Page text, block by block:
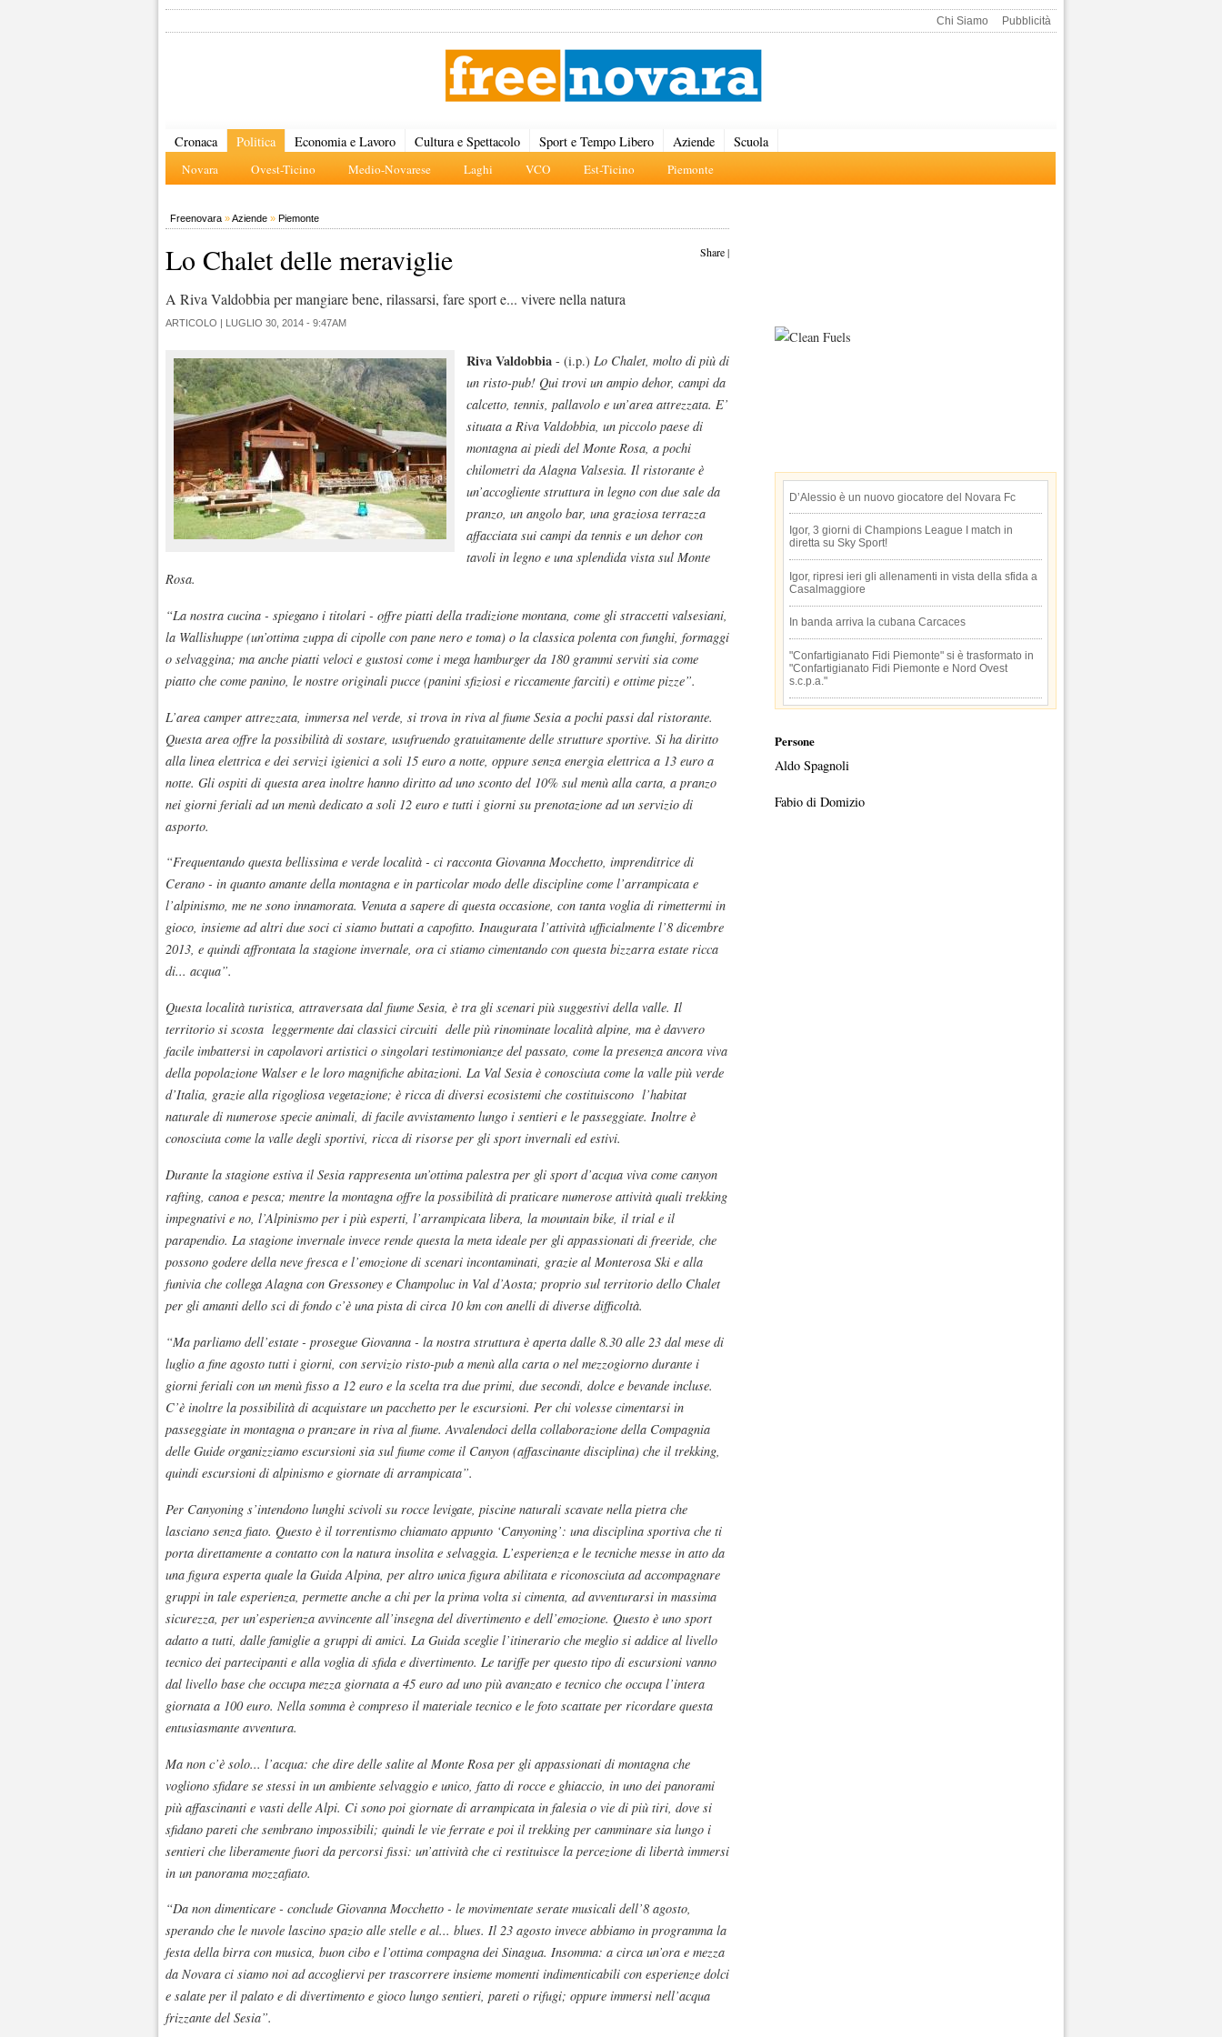
Chi Siamo Pubblicità
Cronaca Politica
Novara Ovest-Ticino Medio-Novarese Laghi VCO Est-Ticino Piemonte
Economia e Lavoro Cultura e Spettacolo Sport e Tempo Libero Aziende Scuola
Freenovara »Aziende » Piemonte
Share|
Lo Chalet delle meraviglie
A Riva Valdobbia per mangiare bene, rilassarsi, fare sport e... vivere nella natura
ARTICOLO | LUGLIO 30, 2014 - 9:47AM
Riva Valdobbia - (i.p.) Lo Chalet, molto di più di
un risto-pub! Qui trovi un ampio dehor, campi da
calcetto, tennis, pallavolo e un’area attrezzata. E’
situata a Riva Valdobbia, un piccolo paese di
montagna ai piedi del Monte Rosa, a pochi
chilometri da Alagna Valsesia. Il ristorante è
un’accogliente struttura in legno con due sale da
pranzo, un angolo bar, una graziosa terrazza
affacciata sui campi da tennis e un dehor con
tavoli in legno e una splendida vista sul Monte
Rosa.
“La nostra cucina - spiegano i titolari - offre piatti della tradizione montana, come gli straccetti valsesiani,
la Wallishuppe (un’ottima zuppa di cipolle con pane nero e toma) o la classica polenta con funghi, formaggi
o selvaggina; ma anche piatti veloci e gustosi come i mega hamburger da 180 grammi serviti sia come
piatto che come panino, le nostre originali pucce (panini sfiziosi e riccamente farciti) e ottime pizze”.
L’area camper attrezzata, immersa nel verde, si trova in riva al fiume Sesia a pochi passi dal ristorante.
Questa area offre la possibilità di sostare, usufruendo gratuitamente delle strutture sportive. Si ha diritto
alla linea elettrica e dei servizi igienici a soli 15 euro a notte, oppure senza energia elettrica a 13 euro a
notte. Gli ospiti di questa area inoltre hanno diritto ad uno sconto del 10% sul menù alla carta, a pranzo
nei giorni feriali ad un menù dedicato a soli 12 euro e tutti i giorni su prenotazione ad un servizio di
asporto.
“Frequentando questa bellissima e verde località - ci racconta Giovanna Mocchetto, imprenditrice di
Cerano - in quanto amante della montagna e in particolar modo delle discipline come l’arrampicata e
l’alpinismo, me ne sono innamorata. Venuta a sapere di questa occasione, con tanta voglia di rimettermi in
gioco, insieme ad altri due soci ci siamo buttati a capofitto. Inaugurata l’attività ufficialmente l’8 dicembre
2013, e quindi affrontata la stagione invernale, ora ci stiamo cimentando con questa bizzarra estate ricca
di... acqua”.
Questa località turistica, attraversata dal fiume Sesia, è tra gli scenari più suggestivi della valle. Il
territorio si scosta leggermente dai classici circuiti delle più rinominate località alpine, ma è davvero
facile imbattersi in capolavori artistici o singolari testimonianze del passato, come la presenza ancora viva
della popolazione Walser e le loro magnifiche abitazioni. La Val Sesia è conosciuta come la valle più verde
d’Italia, grazie alla rigogliosa vegetazione; è ricca di diversi ecosistemi che costituiscono l’habitat
naturale di numerose specie animali, di facile avvistamento lungo i sentieri e le passeggiate. Inoltre è
conosciuta come la valle degli sportivi, ricca di risorse per gli sport invernali ed estivi.
Durante la stagione estiva il Sesia rappresenta un’ottima palestra per gli sport d’acqua viva come canyon
rafting, canoa e pesca; mentre la montagna offre la possibilità di praticare numerose attività quali trekking
impegnativi e no, l’Alpinismo per i più esperti, l’arrampicata libera, la mountain bike, il trial e il
parapendio. La stagione invernale invece rende questa la meta ideale per gli appassionati di freeride, che
possono godere della neve fresca e l’emozione di scenari incontaminati, grazie al Monterosa Ski e alla
funivia che collega Alagna con Gressoney e Champoluc in Val d’Aosta; proprio sul territorio dello Chalet
per gli amanti dello sci di fondo c’è una pista di circa 10 km con anelli di diverse difficoltà.
“Ma parliamo dell’estate - prosegue Giovanna - la nostra struttura è aperta dalle 8.30 alle 23 dal mese di
luglio a fine agosto tutti i giorni, con servizio risto-pub a menù alla carta o nel mezzogiorno durante i
giorni feriali con un menù fisso a 12 euro e la scelta tra due primi, due secondi, dolce e bevande incluse.
C’è inoltre la possibilità di acquistare un pacchetto per le escursioni. Per chi volesse cimentarsi in
passeggiate in montagna o pranzare in riva al fiume. Avvalendoci della collaborazione della Compagnia
delle Guide organizziamo escursioni sia sul fiume come il Canyon (affascinante disciplina) che il trekking,
quindi escursioni di alpinismo e giornate di arrampicata”.
Per Canyoning s’intendono lunghi scivoli su rocce levigate, piscine naturali scavate nella pietra che
lasciano senza fiato. Questo è il torrentismo chiamato appunto ‘Canyoning’: una disciplina sportiva che ti
porta direttamente a contatto con la natura insolita e selvaggia. L’esperienza e le tecniche messe in atto da
una figura esperta quale la Guida Alpina, per altro unica figura abilitata e riconosciuta ad accompagnare
gruppi in tale esperienza, permette anche a chi per la prima volta si cimenta, ad avventurarsi in massima
sicurezza, per un’esperienza avvincente all’insegna del divertimento e dell’emozione. Questo è uno sport
adatto a tutti, dalle famiglie a gruppi di amici. La Guida sceglie l’itinerario che meglio si addice al livello
tecnico dei partecipanti e alla voglia di sfida e divertimento. Le tariffe per questo tipo di escursioni vanno
dal livello base che occupa mezza giornata a 45 euro ad uno più avanzato e tecnico che occupa l’intera
giornata a 100 euro. Nella somma è compreso il materiale tecnico e le foto scattate per ricordare questa
entusiasmante avventura.
Ma non c’è solo... l’acqua: che dire delle salite al Monte Rosa per gli appassionati di montagna che
vogliono sfidare se stessi in un ambiente selvaggio e unico, fatto di rocce e ghiaccio, in uno dei panorami
più affascinanti e vasti delle Alpi. Ci sono poi giornate di arrampicata in falesia o vie di più tiri, dove si
sfidano pareti che sembrano impossibili; quindi le vie ferrate e poi il trekking per camminare sia lungo i
sentieri che liberamente fuori da percorsi fissi: un’attività che ci restituisce la percezione di libertà immersi
in un panorama mozzafiato.
“Da non dimenticare - conclude Giovanna Mocchetto - le movimentate serate musicali dell’8 agosto,
sperando che le nuvole lascino spazio alle stelle e al... blues. Il 23 agosto invece abbiamo in programma la
festa della birra con musica, buon cibo e l’ottima compagna dei Sinagua. Insomma: a circa un’ora e mezza
da Novara ci siamo noi ad accogliervi per trascorrere insieme momenti indimenticabili con esperienze dolci
e salate per il palato e di divertimento e gioco lungo sentieri, pareti o rifugi; oppure immersi nell’acqua
frizzante del Sesia”.
D’Alessio è un nuovo giocatore del Novara Fc
Igor, 3 giorni di Champions League I match in
diretta su Sky Sport!
Igor, ripresi ieri gli allenamenti in vista della sfida a
Casalmaggiore
In banda arriva la cubana Carcaces
"Confartigianato Fidi Piemonte" si è trasformato in
"Confartigianato Fidi Piemonte e Nord Ovest
s.c.p.a."
Persone
Aldo Spagnoli
Fabio di Domizio